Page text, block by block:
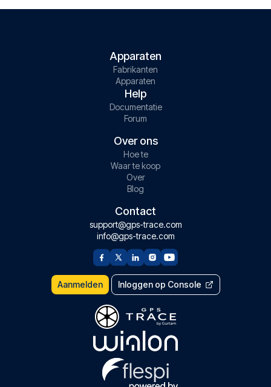
Apparaten
Fabrikanten
Apparaten
Help
Documentatie
Forum
Over ons
Hoe te
Waar te koop
Over
Blog
Contact
support@gps-trace.com
info@gps-trace.com
Aanmelden Inloggen op Console